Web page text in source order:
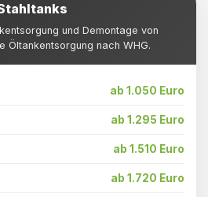
und Demontage von
Öltankentsorgung nach WHG.
ab 1.050 Euro
ab 1.295 Euro
ab 1.510 Euro
ab 1.720 Euro